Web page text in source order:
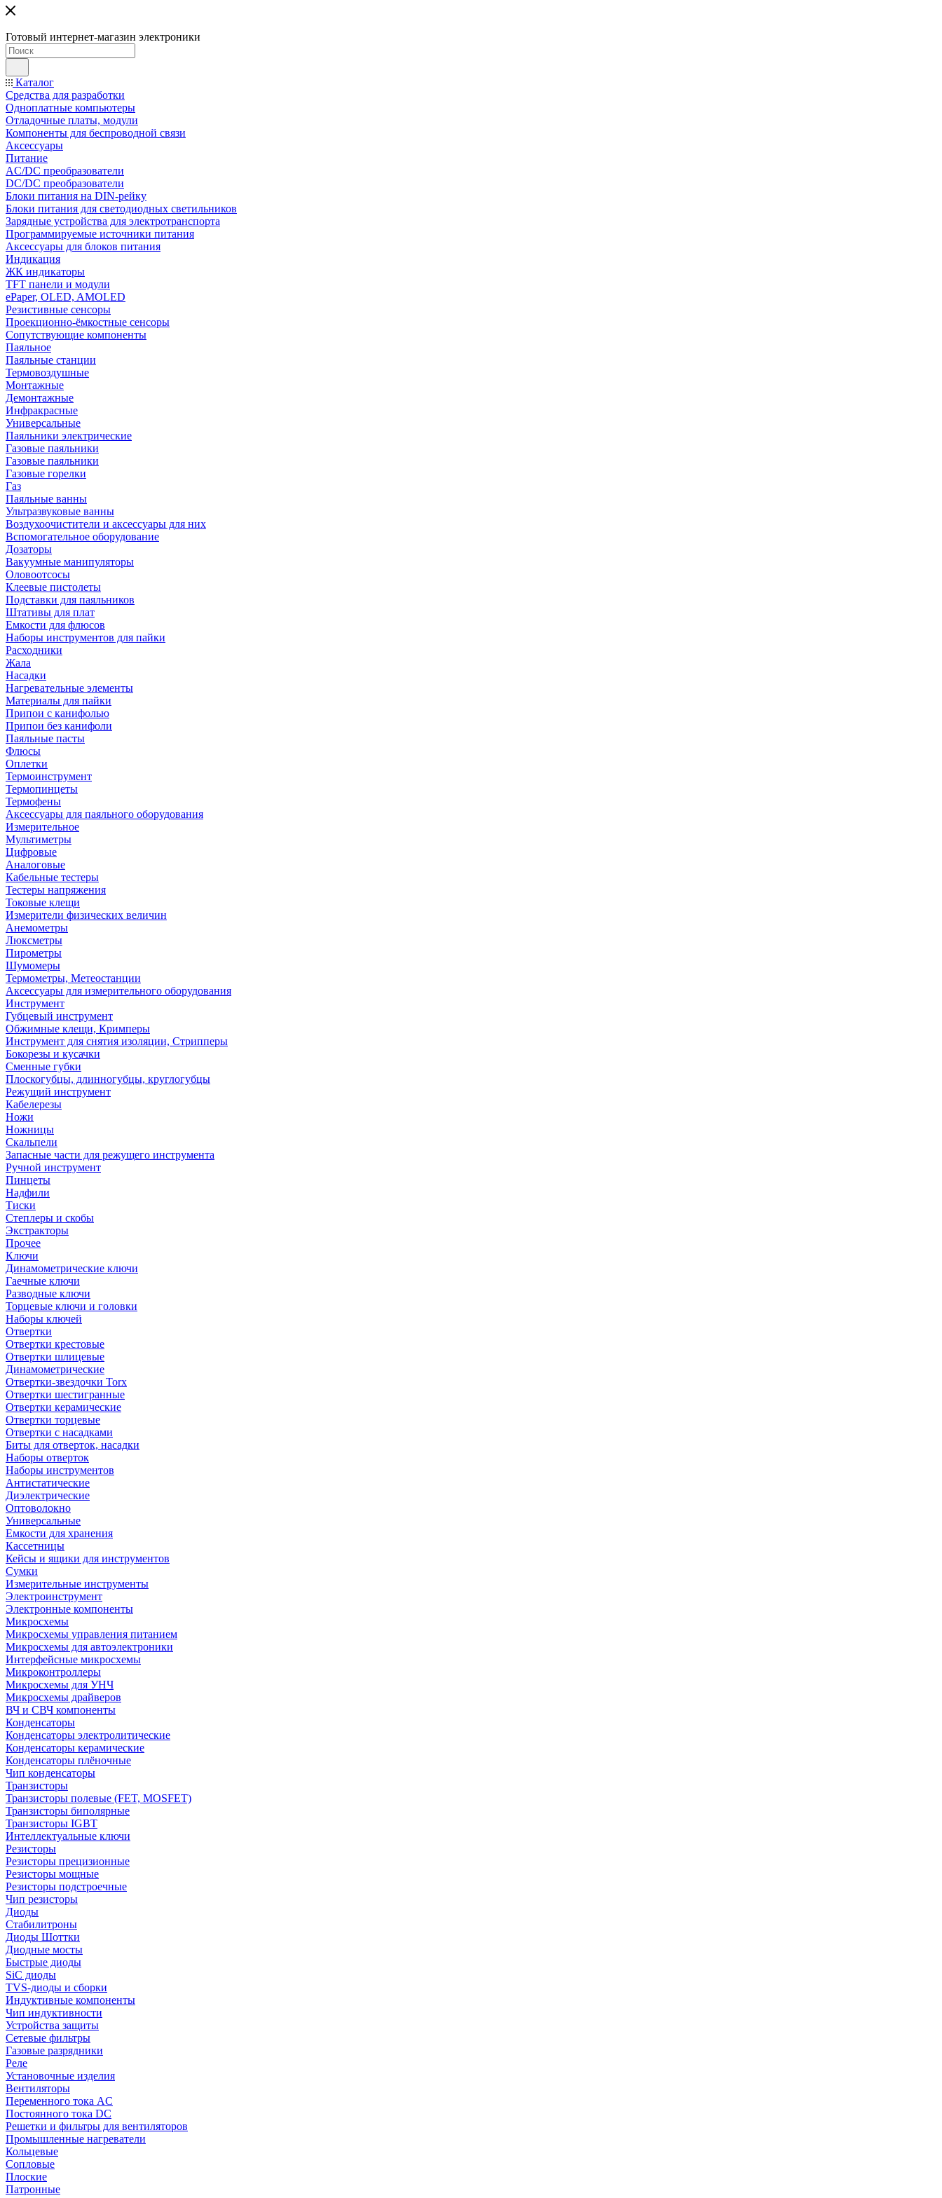
Готовый интернет-магазин электроники
Каталог
Средства для разработки
Одноплатные компьютеры
Отладочные платы, модули
Компоненты для беспроводной связи
Аксессуары
Питание
AC/DC преобразователи
DC/DC преобразователи
Блоки питания на DIN-рейку
Блоки питания для светодиодных светильников
Зарядные устройства для электротранспорта
Программируемые источники питания
Аксессуары для блоков питания
Индикация
ЖК индикаторы
TFT панели и модули
ePaper, OLED, AMOLED
Резистивные сенсоры
Проекционно-ёмкостные сенсоры
Сопутствующие компоненты
Паяльное
Паяльные станции
Термовоздушные
Монтажные
Демонтажные
Инфракрасные
Универсальные
Паяльники электрические
Газовые паяльники
Газовые паяльники
Газовые горелки
Газ
Паяльные ванны
Ультразвуковые ванны
Воздухоочистители и аксессуары для них
Вспомогательное оборудование
Дозаторы
Вакуумные манипуляторы
Оловоотсосы
Клеевые пистолеты
Подставки для паяльников
Штативы для плат
Емкости для флюсов
Наборы инструментов для пайки
Расходники
Жала
Насадки
Нагревательные элементы
Материалы для пайки
Припои с канифолью
Припои без канифоли
Паяльные пасты
Флюсы
Оплетки
Термоинструмент
Термопинцеты
Термофены
Аксессуары для паяльного оборудования
Измерительное
Мультиметры
Цифровые
Аналоговые
Кабельные тестеры
Тестеры напряжения
Токовые клещи
Измерители физических величин
Анемометры
Люксметры
Пирометры
Шумомеры
Термометры, Метеостанции
Аксессуары для измерительного оборудования
Инструмент
Губцевый инструмент
Обжимные клещи, Кримперы
Инструмент для снятия изоляции, Стрипперы
Бокорезы и кусачки
Сменные губки
Плоскогубцы, длинногубцы, круглогубцы
Режущий инструмент
Кабелерезы
Ножи
Ножницы
Скальпели
Запасные части для режущего инструмента
Ручной инструмент
Пинцеты
Надфили
Тиски
Степлеры и скобы
Экстракторы
Прочее
Ключи
Динамометрические ключи
Гаечные ключи
Разводные ключи
Торцевые ключи и головки
Наборы ключей
Отвертки
Отвертки крестовые
Отвертки шлицевые
Динамометрические
Отвертки-звездочки Torx
Отвертки шестигранные
Отвертки керамические
Отвертки торцевые
Отвертки с насадками
Биты для отверток, насадки
Наборы отверток
Наборы инструментов
Антистатические
Диэлектрические
Оптоволокно
Универсальные
Емкости для хранения
Кассетницы
Кейсы и ящики для инструментов
Сумки
Измерительные инструменты
Электроинструмент
Электронные компоненты
Микросхемы
Микросхемы управления питанием
Микросхемы для автоэлектроники
Интерфейсные микросхемы
Микроконтроллеры
Микросхемы для УНЧ
Микросхемы драйверов
ВЧ и СВЧ компоненты
Конденсаторы
Конденсаторы электролитические
Конденсаторы керамические
Конденсаторы плёночные
Чип конденсаторы
Транзисторы
Транзисторы полевые (FET, MOSFET)
Транзисторы биполярные
Транзисторы IGBT
Интеллектуальные ключи
Резисторы
Резисторы прецизионные
Резисторы мощные
Резисторы подстроечные
Чип резисторы
Диоды
Стабилитроны
Диоды Шоттки
Диодные мосты
Быстрые диоды
SiC диоды
TVS-диоды и сборки
Индуктивные компоненты
Чип индуктивности
Устройства защиты
Сетевые фильтры
Газовые разрядники
Реле
Установочные изделия
Вентиляторы
Переменного тока AC
Постоянного тока DC
Решетки и фильтры для вентиляторов
Промышленные нагреватели
Кольцевые
Сопловые
Плоские
Патронные